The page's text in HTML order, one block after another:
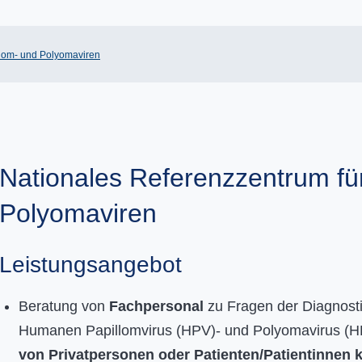
und Polyomaviren
Nationales Referenzzentrum
Polyomaviren
Leistungsangebot
Beratung von Fachpersonal zu Fragen der
Humanen Papillomvirus (HPV)- und Polyomavirus
von Privatpersonen oder Patienten/Patientinnen